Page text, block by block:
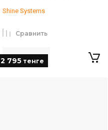
Shine Systems
2 795 тенге
Сравнить